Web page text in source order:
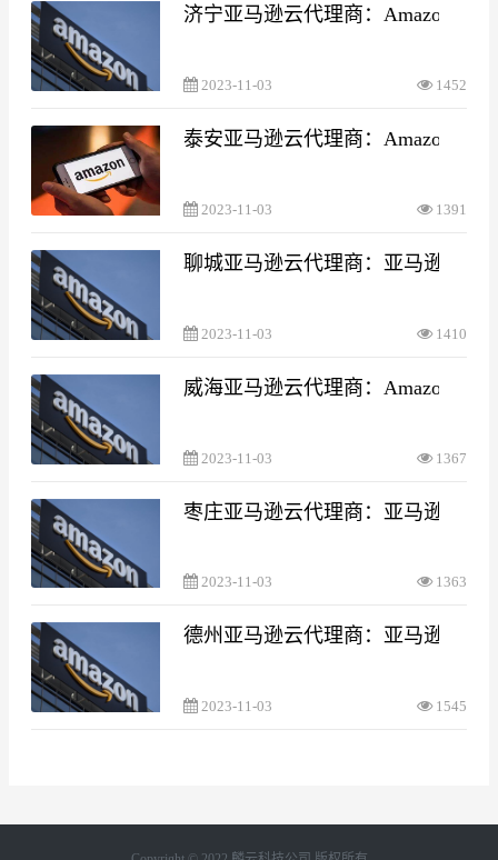
济宁亚马逊云代理商：Amazon
2023-11-03 1452
泰安亚马逊云代理商：Amazon
2023-11-03 1391
聊城亚马逊云代理商：亚马逊云服
2023-11-03 1410
威海亚马逊云代理商：Amazon
2023-11-03 1367
枣庄亚马逊云代理商：亚马逊云服
2023-11-03 1363
德州亚马逊云代理商：亚马逊云服
2023-11-03 1545